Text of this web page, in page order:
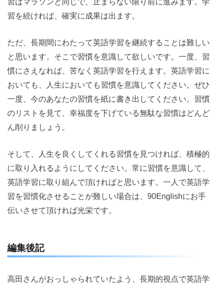
習はマラソンと同じで、止まらない限り前に進みます。学
習を続ければ、確実に成果は出ます。
ただ、長期間にわたって英語学習を継続することは難しい
と思います。そこで習慣を意識して欲しいです。一度、習
慣にさえなれば、苦なく英語学習を行えます。英語学習に
おいても、人生においても習慣を意識してください。ぜひ
一度、今のあなたの習慣を紙に書き出してください。習慣
のリストを見て、幸福度を下げている無駄な習慣はどんど
ん削りましょう。
そして、人生を良くしてくれる習慣を見つければ、積極的
に取り入れるようにしてください。常に習慣を意識して、
英語学習に取り組んで頂ければと思います。一人で英語学
習を習慣化させることが難しい場合は、90Englishにお手
伝いさせて頂ければ光栄です。
編集後記
高田さんがおっしゃられていたよう、長期的視点で英語学